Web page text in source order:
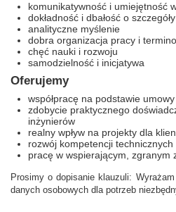
komunikatywność i umiejętność
dokładność i dbałość o szczegóły
analityczne myślenie
dobra organizacja pracy i
chęć nauki i rozwoju
samodzielność i inicjatywa
Oferujemy
współpracę na podstawie
zdobycie praktycznego
inżynierów
realny wpływ na projekty dla
rozwój kompetencji
pracę w wspierającym, zgranym
Prosimy o dopisanie klauzuli:
danych osobowych dla potrzeb